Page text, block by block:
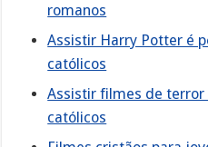
romanos
Assistir Harry Potter é
católicos
Assistir filmes de terror
católicos